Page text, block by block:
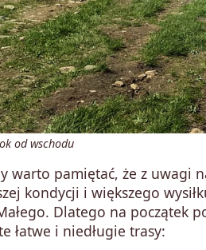
od wschodu
warto pamiętać, że z uwagi
kondycji i większego
Dlatego na początek
łatwe i niedługie trasy: